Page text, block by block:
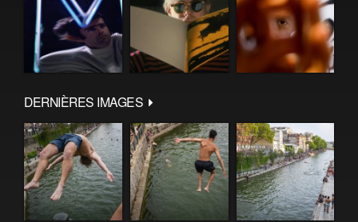
DERNIÈRES IMAGES